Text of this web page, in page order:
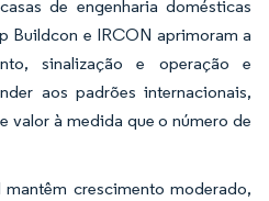
de engenharia domésticas
Buildcon e IRCON aprimoram a
sinalização e operação e
aos padrões internacionais,
valor à medida que o número de
crescimento moderado,